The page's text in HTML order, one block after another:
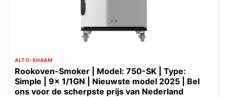
ALTO-SHAAM
Rookoven-Smoker | Model: 750-SK | Type:
Simple | 9x 1/1GN | Nieuwste model 2025 | Bel
ons voor de scherpste prijs van Nederland